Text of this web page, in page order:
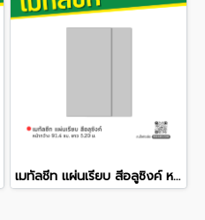
เมทัลชีท แผ่นเรียบ สีอลูซิงค์ หน้ากว้าง 91.4 ซม. ยาว 5.20 ม.